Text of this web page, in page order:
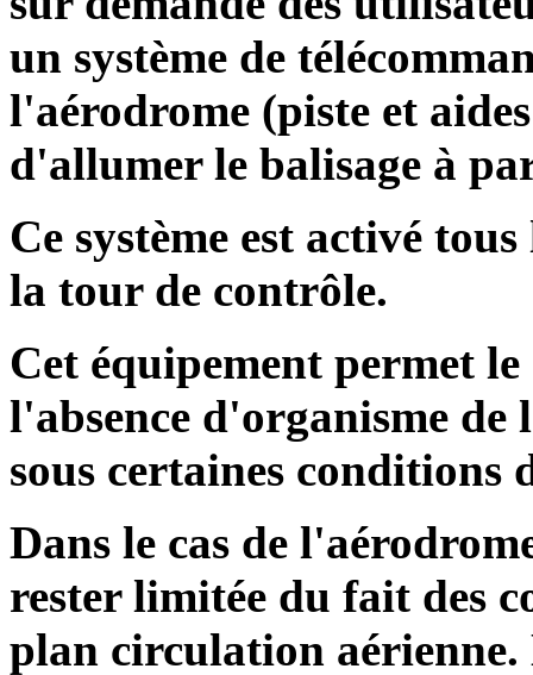
un système de
l'aérodrome (piste et
d'allumer le balisage à
Ce système est activé
la tour de contrôle.
Cet équipement permet
l'absence d'organisme
sous certaines conditions
Dans le cas de
rester limitée du fait des
plan circulation aérienne.